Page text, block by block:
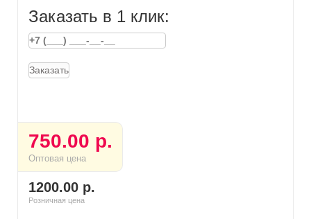
Заказать в 1 клик:
Заказать
750.00 р.
Оптовая цена
1200.00 р.
Розничная цена